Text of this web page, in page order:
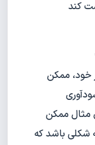
کند
خود، ممکن
مثال ممکن
شکلی باشد که